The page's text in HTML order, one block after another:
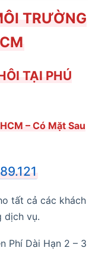
TRƯỜNG
TẠI PHÚ
– Có Mặt Sau
tất cả các khách
dịch vụ.
Phí Dài Hạn 2 – 3